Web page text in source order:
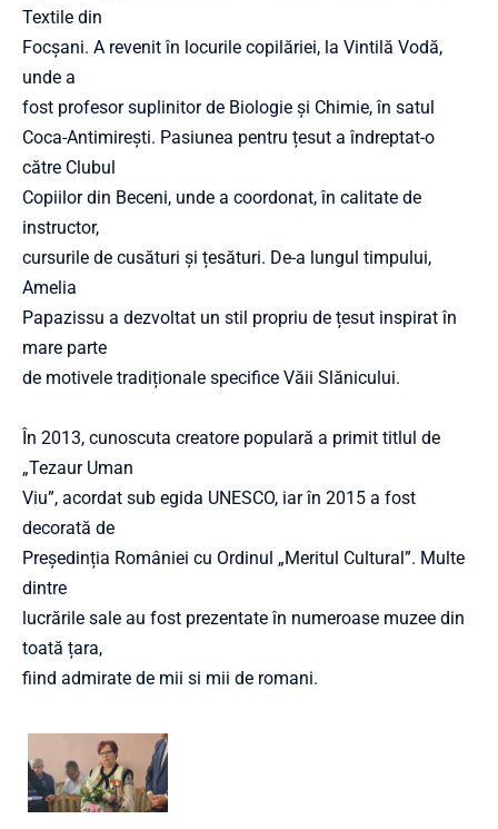
Textile din
Focșani. A revenit în locurile copilăriei, la Vintilă Vodă,
unde a
fost profesor suplinitor de Biologie și Chimie, în satul
Coca-Antimirești. Pasiunea pentru țesut a îndreptat-o
către Clubul
Copiilor din Beceni, unde a coordonat, în calitate de
instructor,
cursurile de cusături și țesături. De-a lungul timpului,
Amelia
Papazissu a dezvoltat un stil propriu de țesut inspirat în
mare parte
de motivele tradiționale specifice Văii Slănicului.
În 2013, cunoscuta creatore populară a primit titlul de
„Tezaur Uman
Viu”, acordat sub egida UNESCO, iar în 2015 a fost
decorată de
Președinția României cu Ordinul „Meritul Cultural”. Multe
dintre
lucrările sale au fost prezentate în numeroase muzee din
toată țara,
fiind admirate de mii si mii de romani.